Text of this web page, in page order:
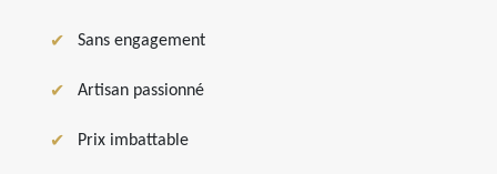
Sans engagement
Artisan passionné
Prix imbattable